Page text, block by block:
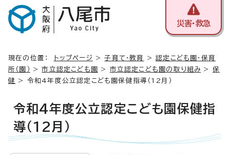
災害・救急
現在の位置： トップページ >子育て・教育 >認定こども園・保育
所（園）
>市立認定こども園 > 市立認定こども園の取り組み > 保
健
> 令和4年度公立認定こども園保健指導（12月）
令和4年度公立認定こども園保健指
導（12月）